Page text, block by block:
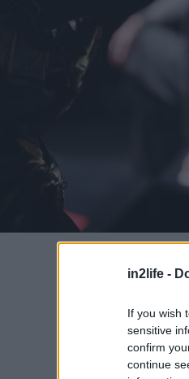
in2life -
If you wish
sensitive
confirm
continue